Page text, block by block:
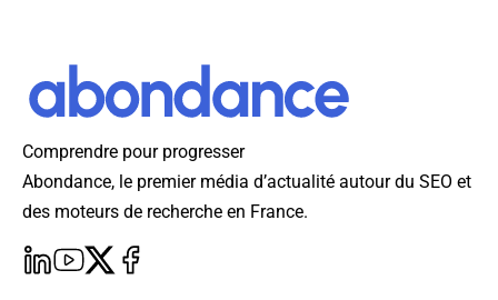
Comprendre pour progresser
Abondance, le premier média d’actualité autour du SEO et
des moteurs de recherche en France.